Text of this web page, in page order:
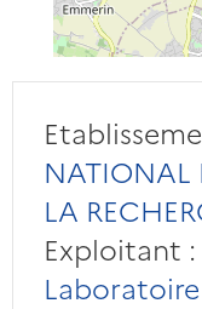
NATIONAL
LA
Exploitant :
Laboratoire